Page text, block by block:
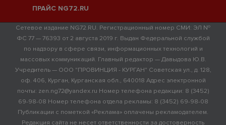
ПРАЙС NG72.RU
Сетевое издание NG72.RU. Регистрационный номер СМИ: ЭЛ №
ФС 77 — 76393 от 2 августа 2019 г. Выдан Федеральной службой
по надзору в сфере связи, информационных технологий и
массовых коммуникаций. Главный редактор — Давыдова Ю.В.
Учредитель — ООО "ПРОВИНЦИЯ - КУРГАН" Советская ул., д. 128,
оф. 406, Курган, Курганская обл., 640018 Адрес электронной
почты: zen.ng72@yandex.ru Номер телефона редакции: 8 (3452)
69-98-08 Номер телефона отдела рекламы: 8 (3452) 69-98-08
Публикации с пометкой «Реклама» оплачены рекламодателем.
Редакция сайта не несет ответственности за достоверность